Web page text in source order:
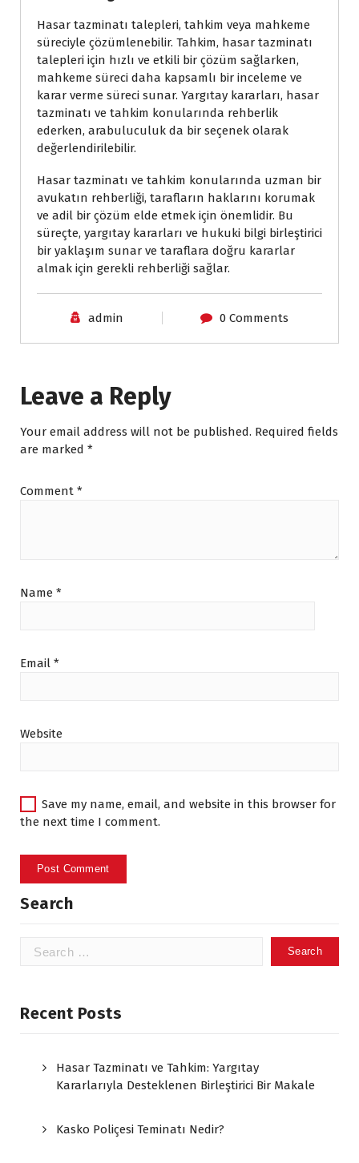
Hasar tazminatı talepleri, tahkim veya mahkeme
süreciyle çözümlenebilir. Tahkim, hasar tazminatı
talepleri için hızlı ve etkili bir çözüm sağlarken,
mahkeme süreci daha kapsamlı bir inceleme ve
karar verme süreci sunar. Yargıtay kararları, hasar
tazminatı ve tahkim konularında rehberlik
ederken, arabuluculuk da bir seçenek olarak
değerlendirilebilir.
Hasar tazminatı ve tahkim konularında uzman bir
avukatın rehberliği, tarafların haklarını korumak
ve adil bir çözüm elde etmek için önemlidir. Bu
süreçte, yargıtay kararları ve hukuki bilgi birleştirici
bir yaklaşım sunar ve taraflara doğru kararlar
almak için gerekli rehberliği sağlar.
admin 0 Comments
Leave a Reply
Your email address will not be published. Required fields
are marked *
Comment *
Name *
Email *
Website
Save my name, email, and website in this browser for
the next time I comment.
Search
Search
Recent Posts
Hasar Tazminatı ve Tahkim: Yargıtay
Kararlarıyla Desteklenen Birleştirici Bir Makale
Kasko Poliçesi Teminatı Nedir?